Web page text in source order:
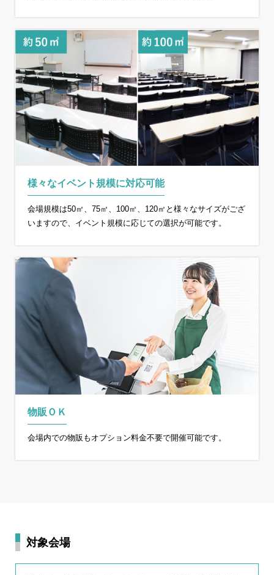
様々なイベント規模に対応可能
会場規模は50㎡、75㎡、100㎡、120㎡と様々なサイズがござ
いますので、イベント規模に応じての選択が可能です。
物販ＯＫ
会場内での物販もオプション料金不要で開催可能です。
対象会場